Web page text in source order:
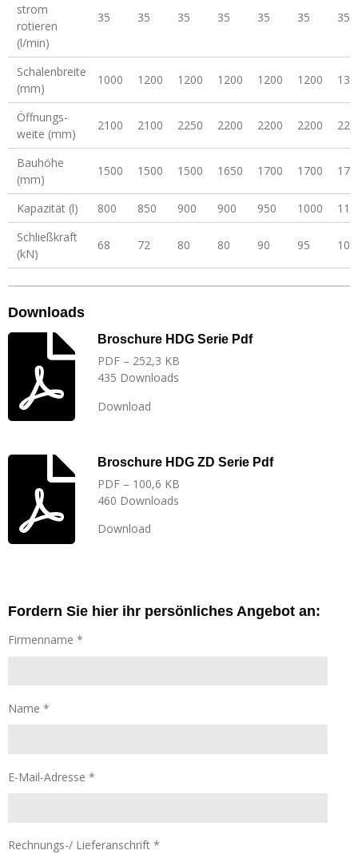
strom
rotieren
(l/min)
35 35 35 35 35 35 35
Schalenbreite
(mm)
1000 1200 1200 1200 1200 1200
Öffnungs-
weite (mm)
2100 2100 2250 2200 2200 2200
Bauhöhe
(mm)
1500 1500 1500 1650 1700 1700
Kapazität (l) 800 850 900 900 950 1000
Schließkraft
(kN)
68 72 80 80 90 95 100
Downloads
Broschure HDG Serie Pdf
PDF – 252,3 KB
435 Downloads
Download
Broschure HDG ZD Serie Pdf
PDF – 100,6 KB
460 Downloads
Download
Fordern Sie hier ihr persönliches Angebot an:
Firmenname *
Name *
E-Mail-Adresse *
Rechnungs-/ Lieferanschrift *